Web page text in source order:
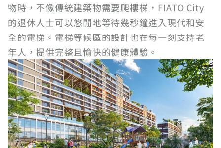
物時，不像傳統建築物需要爬樓梯，FIATO City
的退休人士可以悠閒地等待幾秒鐘進入現代和安
全的電梯。電梯等候區的設計也在每一刻支持老
年人，提供完整且愉快的健康體驗。